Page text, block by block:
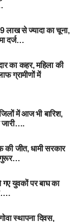
लाख से ज्यादा का चूना,
दर्ज…
का कहर, महिला की
ग्रामीणों में
में आज भी बारिश,
जारी….
की जीत, धामी सरकार
गुरूर…
युवकों पर बाघ का
स्थापना दिवस,